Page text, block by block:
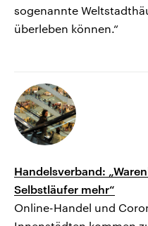
sogenannte
überleben können.“
Handelsverband:
Selbstläufer mehr“
Online-Handel und